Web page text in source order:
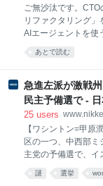
への利用（特にテレ
における証拠とし
までメールで連絡し
質でない多くの場
ご無沙汰です。
リファクタリング
AIエージェントを使
ピードが上がり、
増えている話は 最
するか、という話で
/review_refactoring
レビューし、合格し
はっきり出てきま
たいなあ、と思って
ンディさん主催の
れるのか？Meet up
あとで読む
急進左派が激戦
民主予備選で -
25 users
【ワシントン=甲原
区の一つ、中西部
主党の予備選で、イ
た。穏健派候補を
内の路線対立が続
謎 選挙